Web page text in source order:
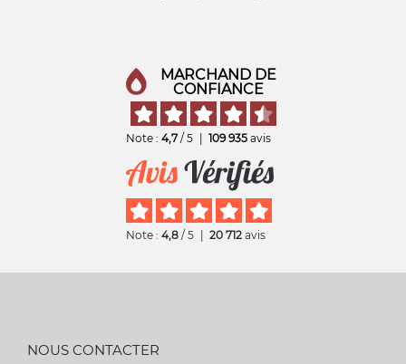
MARCHAND DE
CONFIANCE
Note : 4,7 / 5 | 109 935 avis
Note : 4,8 / 5 20 712 avis
NOUS CONTACTER